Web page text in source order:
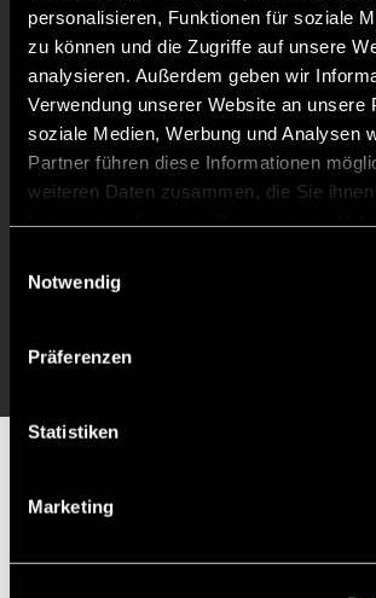
personalisieren, Funktionen für soziale
zu können und die Zugriffe auf unsere
analysieren. Außerdem geben wir
Verwendung unserer Website an unsere
soziale Medien, Werbung und Analysen
Partner führen diese Informationen
weiteren Daten zusammen, die Sie
Notwendig
Präferenzen
Statistiken
Marketing